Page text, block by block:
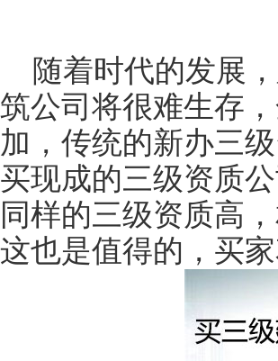
随着时代的发展
筑公司将很难生存
加，传统的新办三
买现成的三级资质
同样的三级资质高
这也是值得的，买